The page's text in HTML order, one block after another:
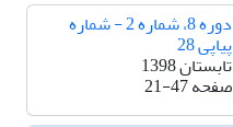
دوره 8، شماره 2 - شماره
پیاپی 28
تابستان 1398
صفحه21-47